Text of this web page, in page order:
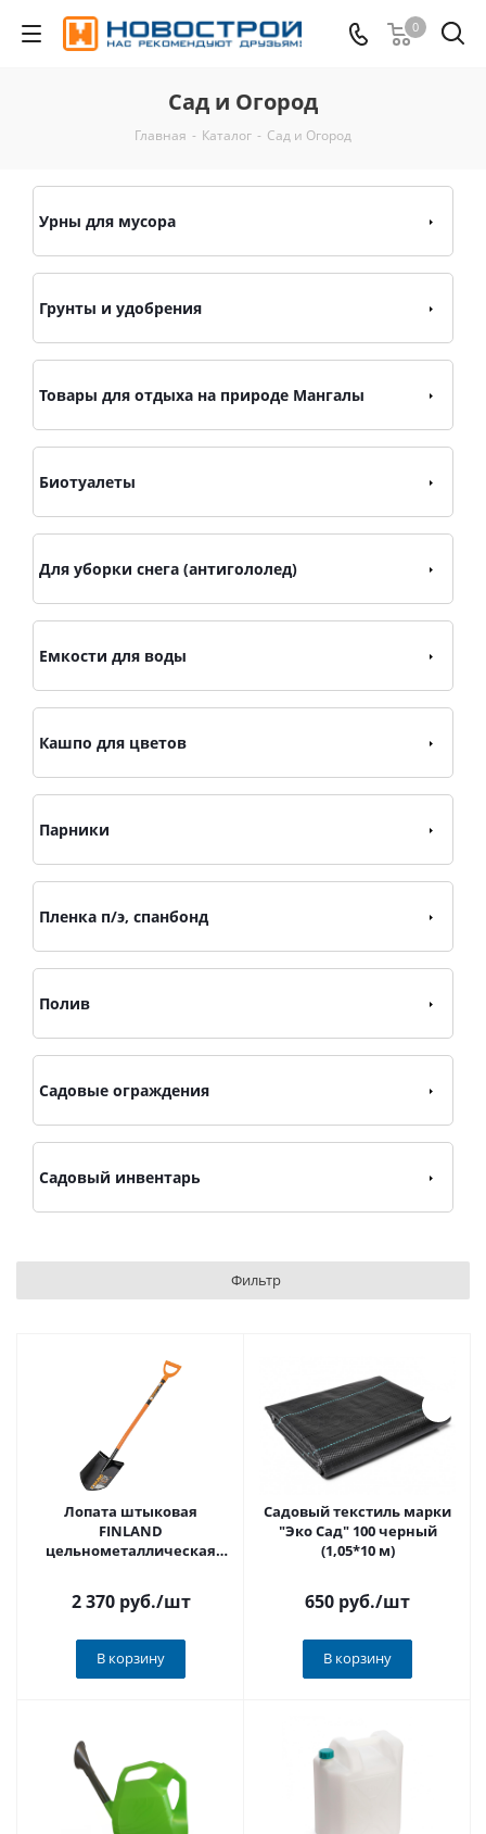
0
Сад и Огород
Главная - Каталог - Сад и Огород
Урны для мусора
Грунты и удобрения
Товары для отдыха на природе Мангалы
Биотуалеты
Для уборки снега (антигололед)
Емкости для воды
Кашпо для цветов
Парники
Пленка п/э, спанбонд
Полив
Садовые ограждения
Садовый инвентарь
Фильтр
Лопата штыковая
FINLAND
цельнометаллическая
2 370 руб./шт
В корзину
Садовый текстиль марки
"Эко Сад" 100 черный
(1,05*10 м)
650 руб./шт
В корзину